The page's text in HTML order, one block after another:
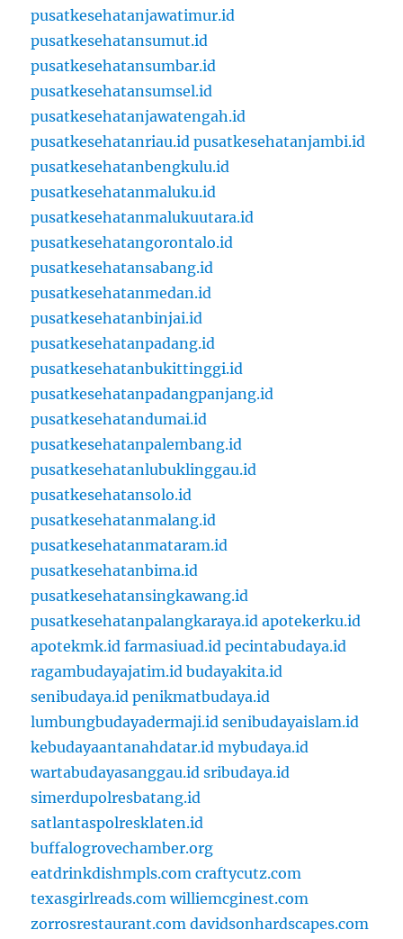
pusatkesehatanjawatimur.id
pusatkesehatansumut.id
pusatkesehatansumbar.id
pusatkesehatansumsel.id
pusatkesehatanjawatengah.id
pusatkesehatanriau.id pusatkesehatanjambi.id
pusatkesehatanbengkulu.id
pusatkesehatanmaluku.id
pusatkesehatanmalukuutara.id
pusatkesehatangorontalo.id
pusatkesehatansabang.id
pusatkesehatanmedan.id
pusatkesehatanbinjai.id
pusatkesehatanpadang.id
pusatkesehatanbukittinggi.id
pusatkesehatanpadangpanjang.id
pusatkesehatandumai.id
pusatkesehatanpalembang.id
pusatkesehatanlubuklinggau.id
pusatkesehatansolo.id
pusatkesehatanmalang.id
pusatkesehatanmataram.id
pusatkesehatanbima.id
pusatkesehatansingkawang.id
pusatkesehatanpalangkaraya.id apotekerku.id
apotekmk.id farmasiuad.id pecintabudaya.id
ragambudayajatim.id budayakita.id
senibudaya.id penikmatbudaya.id
lumbungbudayadermaji.id senibudayaislam.id
kebudayaantanahdatar.id mybudaya.id
wartabudayasanggau.id sribudaya.id
simerdupolresbatang.id
satlantaspolresklaten.id
buffalogrovechamber.org
eatdrinkdishmpls.com craftycutz.com
texasgirlreads.com williemcginest.com
zorrosrestaurant.com davidsonhardscapes.com